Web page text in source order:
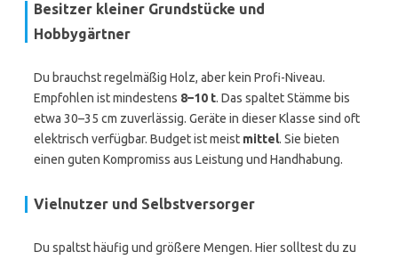
Besitzer kleiner Grundstücke und
Hobbygärtner
Du brauchst regelmäßig Holz, aber kein Profi-Niveau.
Empfohlen ist mindestens 8–10 t. Das spaltet Stämme bis
etwa 30–35 cm zuverlässig. Geräte in dieser Klasse sind oft
elektrisch verfügbar. Budget ist meist mittel. Sie bieten
einen guten Kompromiss aus Leistung und Handhabung.
Vielnutzer und Selbstversorger
Du spaltst häufig und größere Mengen. Hier solltest du zu